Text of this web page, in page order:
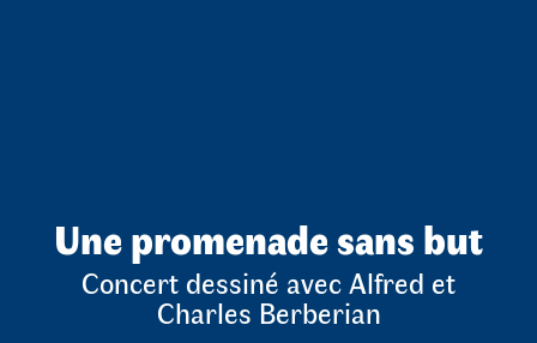
Une promenade sans but
Concert dessiné avec Alfred et
Charles Berberian